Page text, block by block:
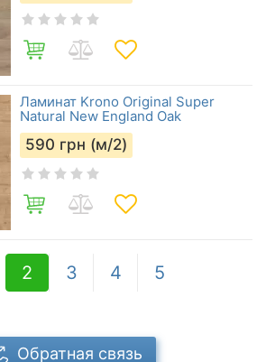
Ламинат Krono Original Super
Natural New England Oak
590 грн (м/2)
2 3 4 5
Обратная связь